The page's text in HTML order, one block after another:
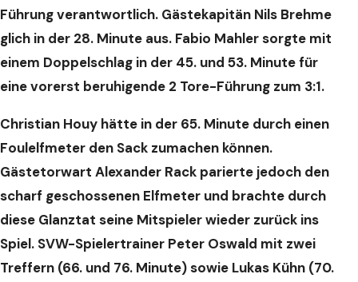
Führung verantwortlich. Gästekapitän Nils Brehme
glich in der 28. Minute aus. Fabio Mahler sorgte mit
einem Doppelschlag in der 45. und 53. Minute für
eine vorerst beruhigende 2 Tore-Führung zum 3:1.
Christian Houy hätte in der 65. Minute durch einen
Foulelfmeter den Sack zumachen können.
Gästetorwart Alexander Rack parierte jedoch den
scharf geschossenen Elfmeter und brachte durch
diese Glanztat seine Mitspieler wieder zurück ins
Spiel. SVW-Spielertrainer Peter Oswald mit zwei
Treffern (66. und 76. Minute) sowie Lukas Kühn (70.